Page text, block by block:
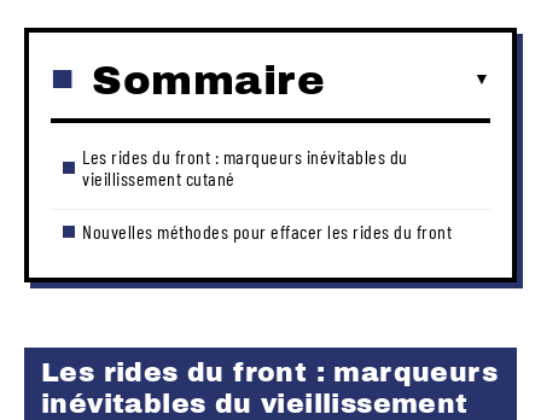
Sommaire
Les rides du front : marqueurs inévitables du
vieillissement cutané
Nouvelles méthodes pour effacer les rides du front
Les rides du front : marqueurs
inévitables du vieillissement